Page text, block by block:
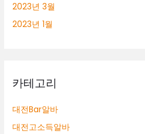
2023년 3월
2023년 1월
카테고리
대전Bar알바
대전고소득알바